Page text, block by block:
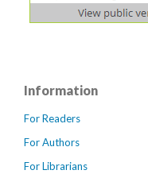
Information
For Readers
For Authors
For Librarians